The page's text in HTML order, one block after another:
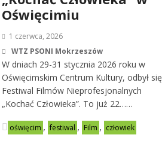
Oświęcimiu
1 czerwca, 2026
WTZ PSONI Mokrzeszów
W dniach 29-31 stycznia 2026 roku w
Oświęcimskim Centrum Kultury, odbył się
Festiwal Filmów Nieprofesjonalnych
„Kochać Człowieka”. To już 22……
oświęcim , festiwal , Film , człowiek